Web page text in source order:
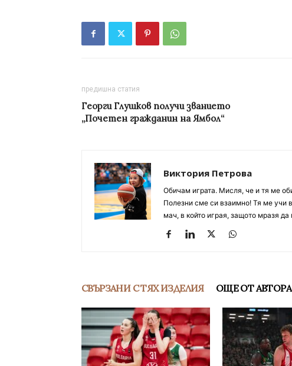
предишна статия
Георги Глушков получи званието
„Почетен гражданин на Ямбол“
Виктория Петрова
Обичам играта. Мисля, че и тя ме
Полезни сме си взаимно! Тя ме учи
мач, в който играя, защото мразя
СВЪРЗАНИ С ТЯХ ИЗДЕЛИЯ ОЩЕ ОТ АВТОРА